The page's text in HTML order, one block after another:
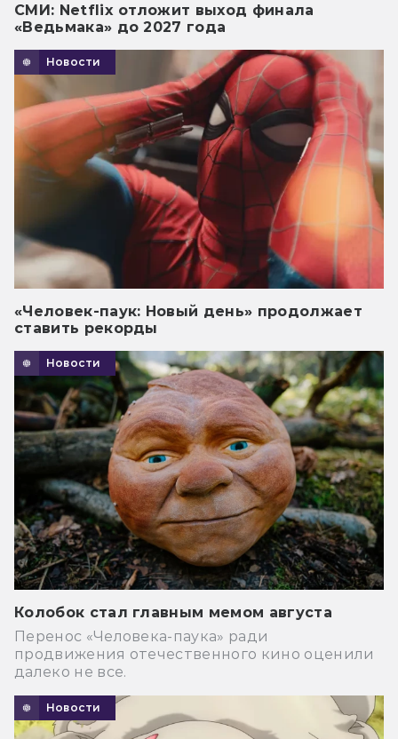
СМИ: Netflix отложит выход финала
«Ведьмака» до 2027 года
Новости
«Человек-паук: Новый день» продолжает
ставить рекорды
Новости
Колобок стал главным мемом августа
Перенос «Человека-паука» ради
продвижения отечественного кино оценили
далеко не все.
Новости